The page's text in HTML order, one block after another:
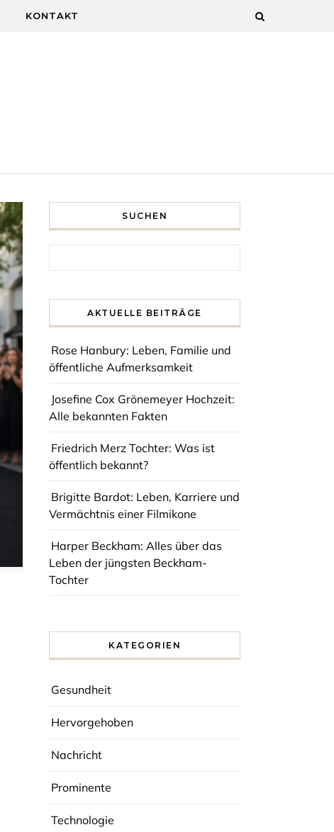
KONTAKT
SUCHEN
AKTUELLE BEITRÄGE
Rose Hanbury: Leben, Familie und
öffentliche Aufmerksamkeit
Josefine Cox Grönemeyer Hochzeit:
Alle bekannten Fakten
Friedrich Merz Tochter: Was ist
öffentlich bekannt?
Brigitte Bardot: Leben, Karriere und
Vermächtnis einer Filmikone
Harper Beckham: Alles über das
Leben der jüngsten Beckham-
Tochter
KATEGORIEN
Gesundheit
Hervorgehoben
Nachricht
Prominente
Technologie